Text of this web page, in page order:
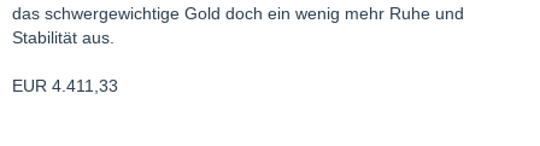
das schwergewichtige Gold doch ein wenig mehr Ruhe und
Stabilität aus.
EUR 4.411,33